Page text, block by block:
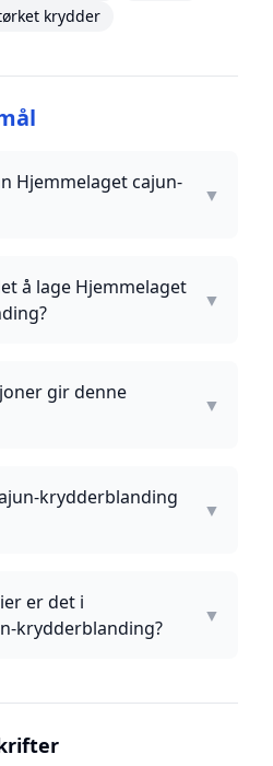
krydder
Hjemmelaget cajun-
▼
å lage Hjemmelaget
▼
gir denne
▼
krydderblanding
▼
er det i
krydderblanding?
▼